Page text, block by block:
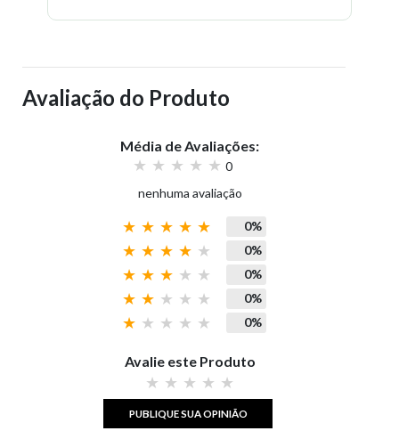
Avaliação do Produto
Média de Avaliações:
0
nenhuma avaliação
0%
0%
0%
0%
0%
Avalie este Produto
PUBLIQUE SUA OPINIÃO